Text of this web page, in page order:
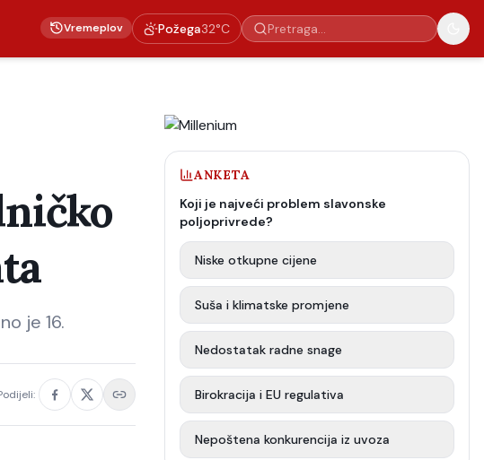
Vremeplov Požega32°C
je 16.
ANKETA
Koji je najveći problem slavonske
poljoprivrede?
Niske otkupne cijene
Suša i klimatske promjene
Nedostatak radne snage
Birokracija i EU regulativa
Nepoštena konkurencija iz uvoza